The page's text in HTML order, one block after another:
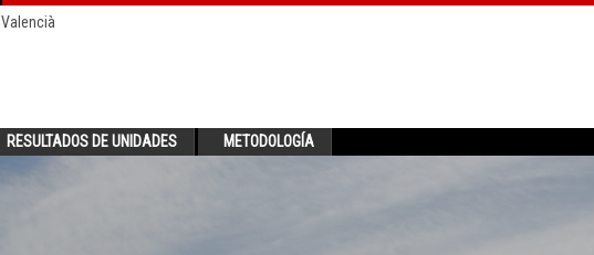
Valencià
RESULTADOS DE UNIDADES METODOLOGÍA